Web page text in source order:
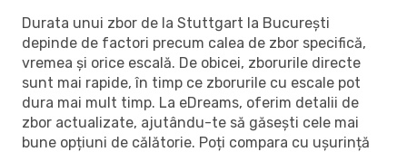
Durata unui zbor de la Stuttgart la București
depinde de factori precum calea de zbor specifică,
vremea și orice escală. De obicei, zborurile directe
sunt mai rapide, în timp ce zborurile cu escale pot
dura mai mult timp. La eDreams, oferim detalii de
zbor actualizate, ajutându-te să găsești cele mai
bune opțiuni de călătorie. Poți compara cu ușurință